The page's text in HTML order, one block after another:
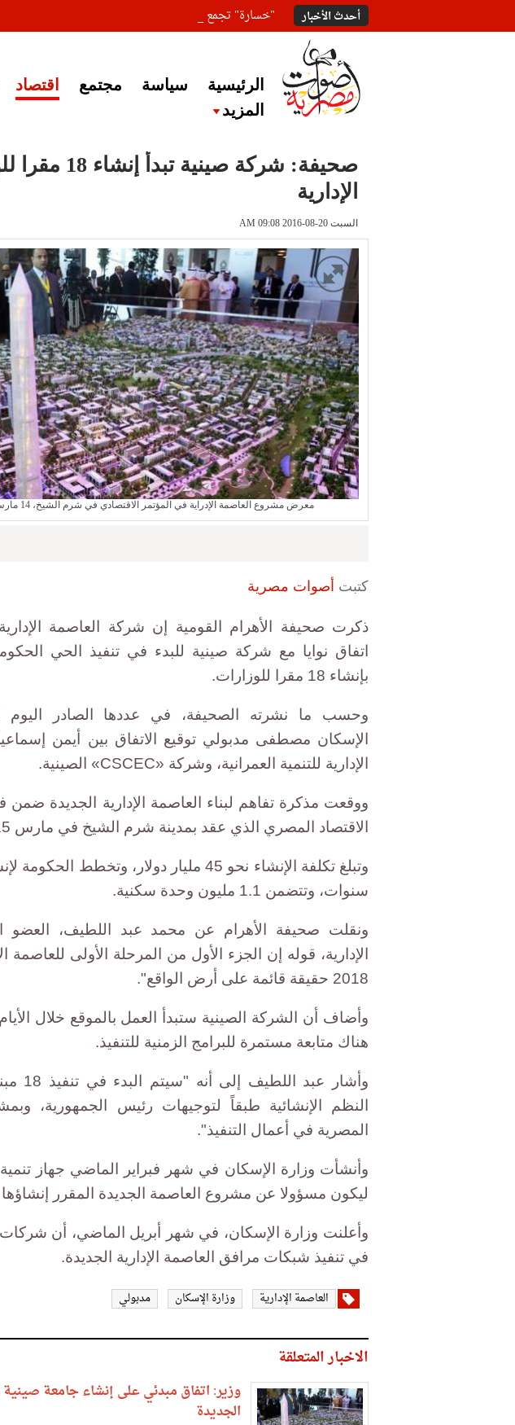
أحدث الأخبار "خسارة" تجمع المعلقين على خبر إغلاق أصوات مصرية
الرئيسية سياسة مجتمع اقتصاد
المزيد
صحيفة: شركة
الإدارية
السبت 20-08-2016 AM 09:08
معرض مشروع العاصمة الإدراية في المؤتمر الاقتصادي في شرم الشيخ، 14 مارس 2015- صورة من رويترز.
كتبت أصوات مصرية
ذكرت صحيفة الأهرام القومية إن شركة العاصمة
اتفاق نوايا مع شركة صينية للبدء في تنفيذ الحي
بإنشاء 18 مقرا للوزارات.
وحسب ما نشرته الصحيفة، في عددها الصادر اليوم
الإسكان مصطفى مدبولي توقيع الاتفاق بين أيمن
الإدارية للتنمية العمرانية، وشركة «CSCEC» الصينية.
ووقعت مذكرة تفاهم لبناء العاصمة الإدارية الجديدة ضمن
الاقتصاد المصري الذي عقد بمدينة شرم الشيخ في مارس 2015.
سنوات، وتتضمن 1.1 مليون وحدة سكنية.
ونقلت صحيفة الأهرام عن محمد عبد اللطيف، العضو
الإدارية، قوله إن الجزء الأول من المرحلة الأولى للعاصمة
2018 حقيقة قائمة على أرض الواقع".
وأضاف أن الشركة الصينية ستبدأ العمل بالموقع خلال
هناك متابعة مستمرة للبرامج الزمنية للتنفيذ.
النظم الإنشائية طبقاً لتوجيهات رئيس الجمهورية،
المصرية في أعمال التنفيذ".
وأنشأت وزارة الإسكان في شهر فبراير الماضي جهاز تنمية
ليكون مسؤولا عن مشروع العاصمة الجديدة المقرر
وأعلنت وزارة الإسكان، في شهر أبريل الماضي، أن شركات
في تنفيذ شبكات مرافق العاصمة الإدارية الجديدة.
العاصمة الإدارية وزارة الإسكان مدبولي
الاخبار المتعلقة
وزير: اتفاق مبدئي على إنشاء جامعة صينية
الجديدة